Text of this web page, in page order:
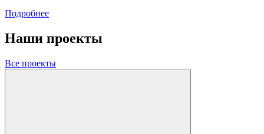
Подробнее
Наши проекты
Все проекты